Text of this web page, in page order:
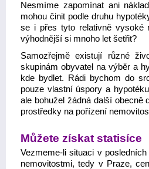
Nesmíme zapomínat ani
mohou činit podle druhu
se i přes tyto relativně vysoké
výhodnější si mnoho let šetřit?
Samozřejmě existují různé
skupinám obyvatel na výběr a
kde bydlet. Rádi bychom do
pouze vlastní úspory a
ale bohužel žádná další obecně
prostředky na pořízení
Můžete získat statisíce
Vezmeme-li situaci v
nemovitostmi, tedy v Praze,